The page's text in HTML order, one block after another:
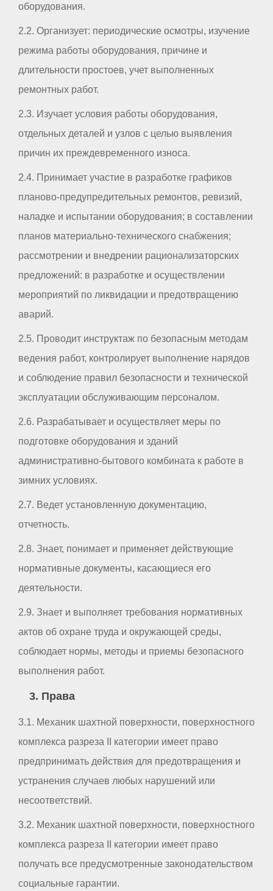
оборудования.
2.2. Организует: периодические осмотры, изучение
режима работы оборудования, причине и
длительности простоев, учет выполненных
ремонтных работ.
2.3. Изучает условия работы оборудования,
отдельных деталей и узлов с целью выявления
причин их преждевременного износа.
2.4. Принимает участие в разработке графиков
планово-предупредительных ремонтов, ревизий,
наладке и испытании оборудования; в составлении
планов материально-технического снабжения;
рассмотрении и внедрении рационализаторских
предложений: в разработке и осуществлении
мероприятий по ликвидации и предотвращению
аварий.
2.5. Проводит инструктаж по безопасным методам
ведения работ, контролирует выполнение нарядов
и соблюдение правил безопасности и технической
эксплуатации обслуживающим персоналом.
2.6. Разрабатывает и осуществляет меры по
подготовке оборудования и зданий
административно-бытового комбината к работе в
зимних условиях.
2.7. Ведет установленную документацию,
отчетность.
2.8. Знает, понимает и применяет действующие
нормативные документы, касающиеся его
деятельности.
2.9. Знает и выполняет требования нормативных
актов об охране труда и окружающей среды,
соблюдает нормы, методы и приемы безопасного
выполнения работ.
3. Права
3.1. Механик шахтной поверхности, поверхностного
комплекса разреза II категории имеет право
предпринимать действия для предотвращения и
устранения случаев любых нарушений или
несоответствий.
3.2. Механик шахтной поверхности, поверхностного
комплекса разреза II категории имеет право
получать все предусмотренные законодательством
социальные гарантии.